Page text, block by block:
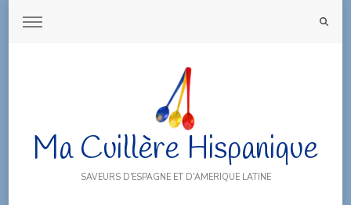
Ma Cuillère Hispanique
SAVEURS D'ESPAGNE ET D'AMERIQUE LATINE